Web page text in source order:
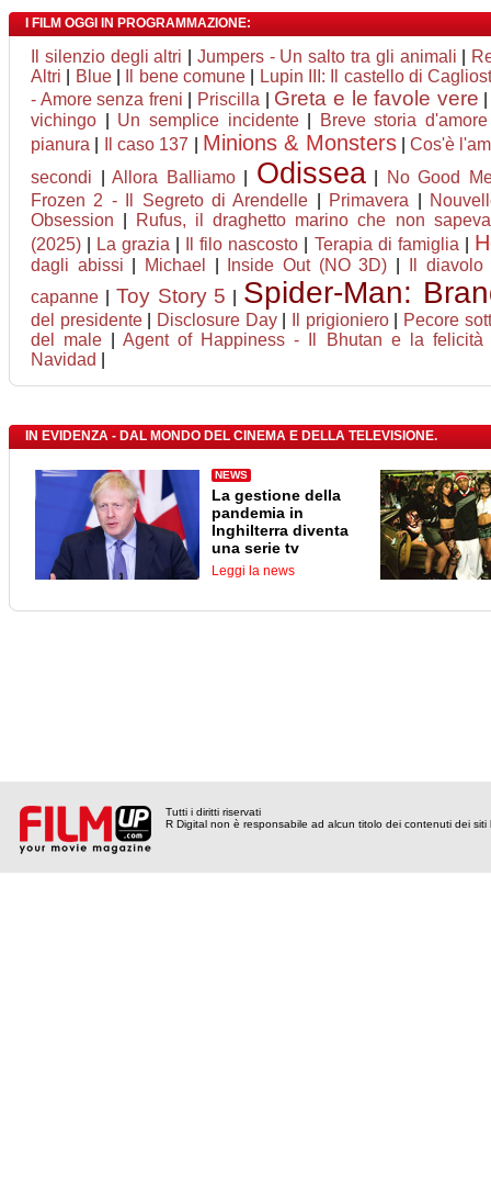
I FILM OGGI IN PROGRAMMAZIONE:
Il silenzio degli altri Jumpers - Un salto tra gli animali
Altri
Blue| Il bene comune
Lupin III: Il castello di
- Amore senza freni
Priscilla Greta e le favole vere
vichingo
Un semplice incidente| Breve storia d'amore
pianura
Il caso 137 Minions & Monsters|Cos'è
secondi |Allora Balliamo| Odissea|
No Good
Frozen 2 - Il Segreto di Arendelle
Primavera
Obsession
Rufus, il draghetto marino che non
(2025)
La grazia Il filo nascosto Terapia di famiglia
dagli abissi Michael Inside Out (NO 3D)
Il
capanne
Toy Story 5 Spider-Man:
del presidente| Disclosure Day| Il prigioniero|
Pecore
del male |Agent of Happiness - Il Bhutan e la felicità
Navidad
IN EVIDENZA - DAL MONDO DEL CINEMA E DELLA TELEVISIONE.
NEWS
La gestione della
pandemia in
Inghilterra diventa
una serie tv
Leggi la news
Tutti i diritti riservati
R Digital non è responsabile ad alcun titolo dei contenuti dei siti